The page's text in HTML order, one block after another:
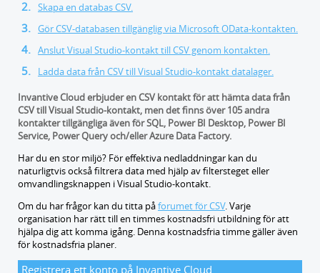
Skapa en databas CSV.
Gör CSV-databasen tillgänglig via Microsoft OData-kontakten.
Anslut Visual Studio-kontakt till CSV genom kontakten.
Ladda data från CSV till Visual Studio-kontakt datalager.
Invantive Cloud erbjuder en CSV kontakt för att hämta data från
CSV till Visual Studio-kontakt, men det finns över 105 andra
kontakter tillgängliga även för SQL, Power BI Desktop, Power BI
Service, Power Query och/eller Azure Data Factory.
Har du en stor miljö? För effektiva nedladdningar kan du
naturligtvis också filtrera data med hjälp av filtersteget eller
omvandlingsknappen i Visual Studio-kontakt.
Om du har frågor kan du titta påforumet för CSV.Varje
organisation har rätt till en timmes kostnadsfri utbildning för att
hjälpa dig att komma igång. Denna kostnadsfria timme gäller även
för kostnadsfria planer.
Registrera ett konto på Invantive Cloud